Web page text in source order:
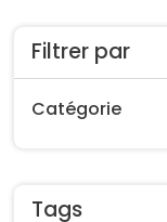
Filtrer par
Catégorie
Tags